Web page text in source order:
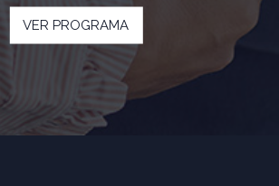
VER PROGRAMA